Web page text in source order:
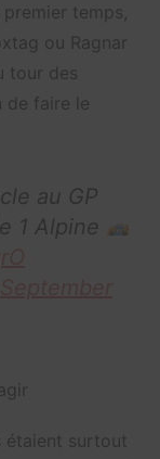
temps,
ou Ragnar
tour des
de faire le
au GP
1 Alpine
étaient surtout